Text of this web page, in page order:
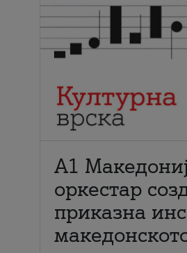
А1
оркестар
приказна